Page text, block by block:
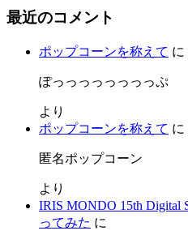
最近のコメント
ポップコーンを称えて に
ぽっっっっっっっっぷ
より
ポップコーンを称えて に
匿名ポップコーン
より
IRIS MONDO 15th Digital
ってみた に